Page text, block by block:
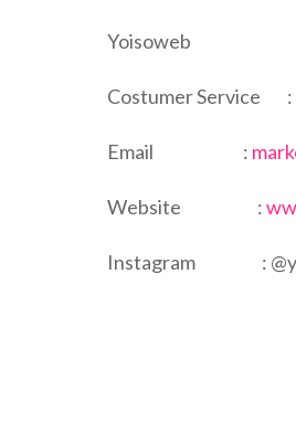
Yoisoweb
Costumer Service :
Email :
Website :
Instagram :